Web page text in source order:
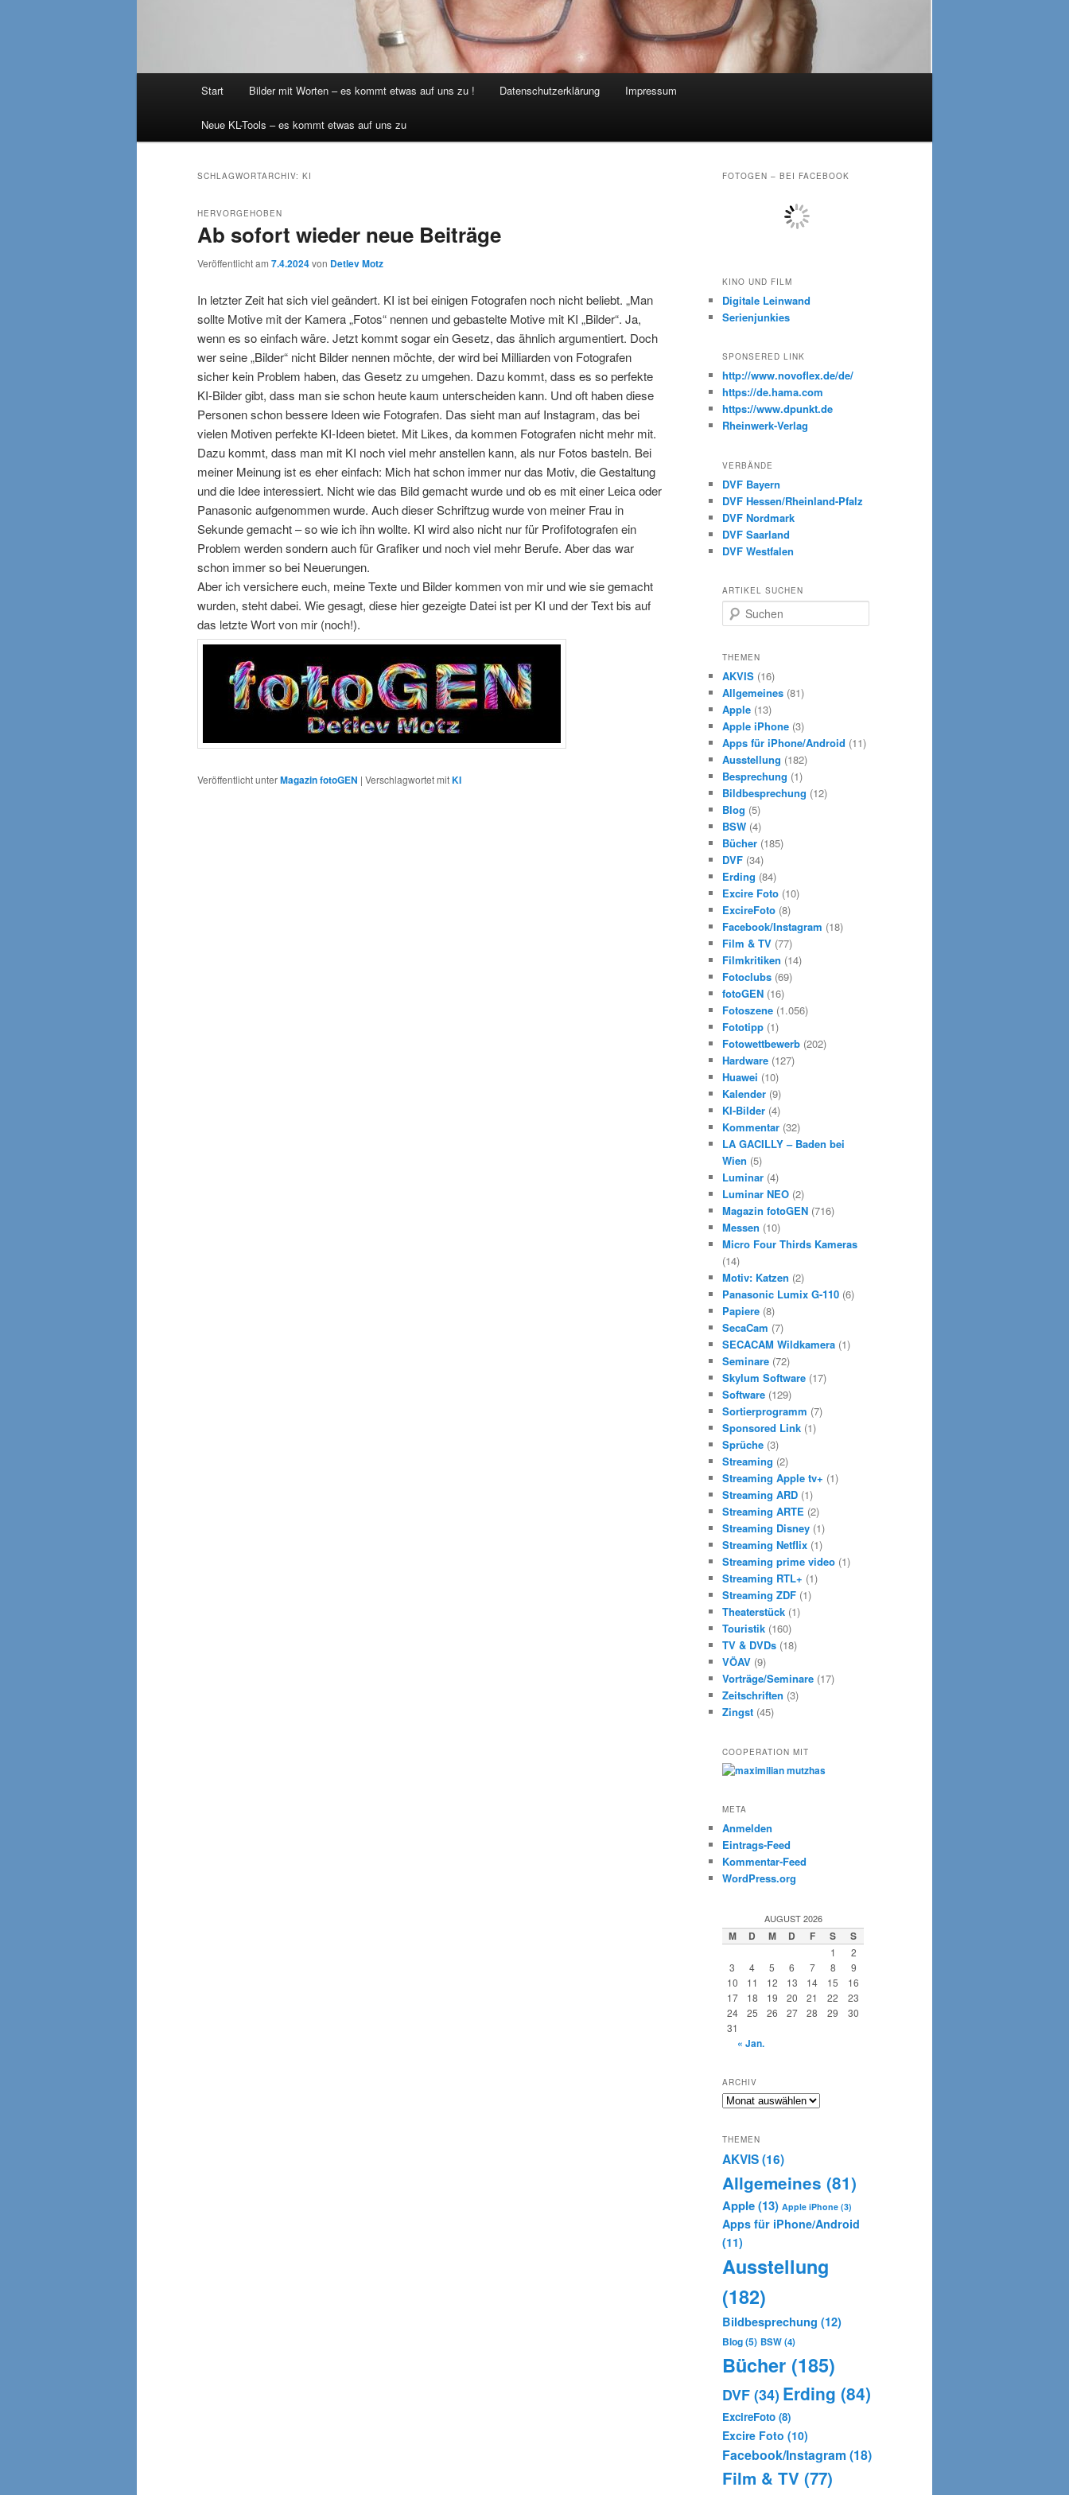
Start Bilder mit Worten – es kommt etwas auf uns zu ! Datenschutzerklärung Impressum
Neue KL-Tools – es kommt etwas auf uns zu
SCHLAGWORTARCHIV: KI
Ab sofort wieder neue Beiträge
HERVORGEHOBEN
Veröffentlicht am 7.4.2024von Detlev Motz
In letzter Zeit hat sich viel geändert. KI ist bei einigen Fotografen noch nicht beliebt. „Man
sollte Motive mit der Kamera „Fotos“ nennen und gebastelte Motive mit KI „Bilder“. Ja,
wenn es so einfach wäre. Jetzt kommt sogar ein Gesetz, das ähnlich argumentiert. Doch
wer seine „Bilder“ nicht Bilder nennen möchte, der wird bei Milliarden von Fotografen
sicher kein Problem haben, das Gesetz zu umgehen. Dazu kommt, dass es so perfekte
KI-Bilder gibt, dass man sie schon heute kaum unterscheiden kann. Und oft haben diese
Personen schon bessere Ideen wie Fotografen. Das sieht man auf Instagram, das bei
vielen Motiven perfekte KI-Ideen bietet. Mit Likes, da kommen Fotografen nicht mehr mit.
Dazu kommt, dass man mit KI noch viel mehr anstellen kann, als nur Fotos basteln. Bei
meiner Meinung ist es eher einfach: Mich hat schon immer nur das Motiv, die Gestaltung
und die Idee interessiert. Nicht wie das Bild gemacht wurde und ob es mit einer Leica oder
Panasonic aufgenommen wurde. Auch dieser Schriftzug wurde von meiner Frau in
Sekunde gemacht – so wie ich ihn wollte. KI wird also nicht nur für Profifotografen ein
Problem werden sondern auch für Grafiker und noch viel mehr Berufe. Aber das war
schon immer so bei Neuerungen.
Aber ich versichere euch, meine Texte und Bilder kommen von mir und wie sie gemacht
wurden, steht dabei. Wie gesagt, diese hier gezeigte Datei ist per KI und der Text bis auf
das letzte Wort von mir (noch!).
Veröffentlicht unterMagazin fotoGEN | Verschlagwortet mitKI
FOTOGEN – BEI FACEBOOK
KINO UND FILM
Digitale Leinwand
Serienjunkies
SPONSERED LINK
http://www.novoflex.de/de/
https://de.hama.com
https://www.dpunkt.de
Rheinwerk-Verlag
VERBÄNDE
DVF Bayern
DVF Hessen/Rheinland-Pfalz
DVF Nordmark
DVF Saarland
DVF Westfalen
ARTIKEL SUCHEN
u
h
n
THEMEN
AKVIS (16)
Allgemeines (81)
Apple (13)
Apple iPhone (3)
Apps für iPhone/Android (11)
Ausstellung (182)
Besprechung (1)
Bildbesprechung (12)
Blog (5)
BSW (4)
Bücher (185)
DVF (34)
Erding (84)
Excire Foto (10)
ExcireFoto (8)
Facebook/Instagram (18)
Film & TV (77)
Filmkritiken (14)
Fotoclubs (69)
fotoGEN (16)
Fotoszene (1.056)
Fototipp (1)
Fotowettbewerb (202)
Hardware (127)
Huawei (10)
Kalender (9)
KI-Bilder (4)
Kommentar (32)
LA GACILLY – Baden bei
Wien (5)
Luminar (4)
Luminar NEO (2)
Magazin fotoGEN (716)
Messen (10)
Micro Four Thirds Kameras
(14)
Motiv: Katzen (2)
Panasonic Lumix G-110 (6)
Papiere (8)
SecaCam (7)
SECACAM Wildkamera (1)
Seminare (72)
Skylum Software (17)
Software (129)
Sortierprogramm (7)
Sponsored Link (1)
Sprüche (3)
Streaming (2)
Streaming Apple tv+ (1)
Streaming ARD (1)
Streaming ARTE (2)
Streaming Disney (1)
Streaming Netflix (1)
Streaming prime video (1)
Streaming RTL+ (1)
Streaming ZDF (1)
Theaterstück (1)
Touristik (160)
TV & DVDs (18)
VÖAV (9)
Vorträge/Seminare (17)
Zeitschriften (3)
Zingst (45)
COOPERATION MIT
META
Anmelden
Eintrags-Feed
Kommentar-Feed
WordPress.org
AUGUST 2026
M D M D F S S
1
2
3
4 5 6 7 8
9
10
11 12 13 14 15
16
17
18 19 20 21 22
23
24
25 26 27 28 29
30
31
« Jan.
ARCHIV
Archiv
THEMEN
AKVIS(16)
Allgemeines (81)
Apple(13) Apple iPhone (3)
Apps für iPhone/Android
(11)
Ausstellung
(182)
Bildbesprechung (12)
Blog(5) BSW(4)
Bücher (185)
DVF (34) Erding (84)
ExcireFoto (8)
Excire Foto (10)
Facebook/Instagram (18)
Film & TV (77)